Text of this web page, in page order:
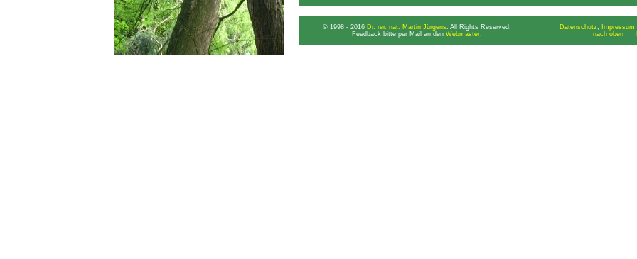
© 1998 - 2016 Dr. rer. nat. Martin Jürgens. All Rights Reserved.
Feedback bitte per Mail an den Webmaster.
Datenschutz,
nach oben